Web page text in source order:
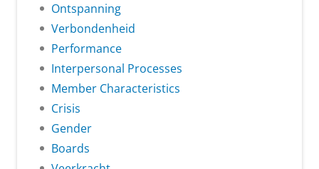
Ontspanning
Verbondenheid
Performance
Interpersonal Processes
Member Characteristics
Crisis
Gender
Boards